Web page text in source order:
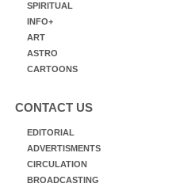
SPIRITUAL
INFO+
ART
ASTRO
CARTOONS
CONTACT US
EDITORIAL
ADVERTISMENTS
CIRCULATION
BROADCASTING